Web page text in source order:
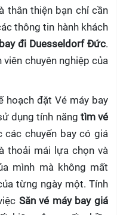
thân thiện bạn chỉ cần
thông tin hành khách
đi Duesseldorf Đức.
chuyên nghiệp của
hoạch đặt Vé máy bay
dụng tính năng tìm vé
các chuyến bay có giá
thoải mái lựa chọn và
mình mà không mất
từng ngày một. Tính
Săn vé máy bay giá